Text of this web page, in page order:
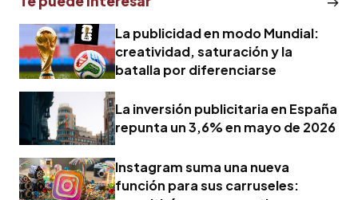
La publicidad en modo Mundial:
creatividad, saturación y la
batalla por diferenciarse
La inversión publicitaria en España
repunta un 3,6% en mayo de 2026
Instagram suma una nueva
función para sus carruseles: